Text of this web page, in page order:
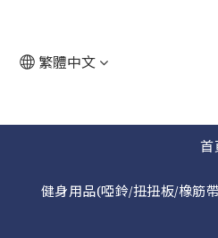
繁體中文
首
健身用品(啞鈴/扭扭板/橡筋